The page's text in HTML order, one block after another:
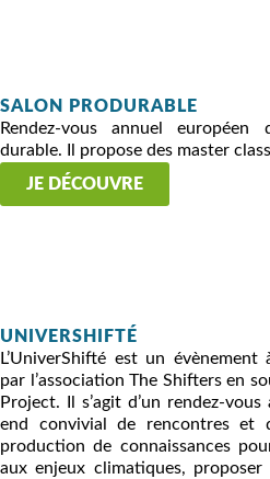
SALON PRODURABLE
Rendez-vous annuel européen
durable. Il propose des master
JE DÉCOUVRE
UNIVERSHIFTÉ
L’UniverShifté est un
par l’association The Shifters en
Project. Il s’agit d’un rendez-
end convivial de rencontres et
production de connaissances
aux enjeux climatiques,